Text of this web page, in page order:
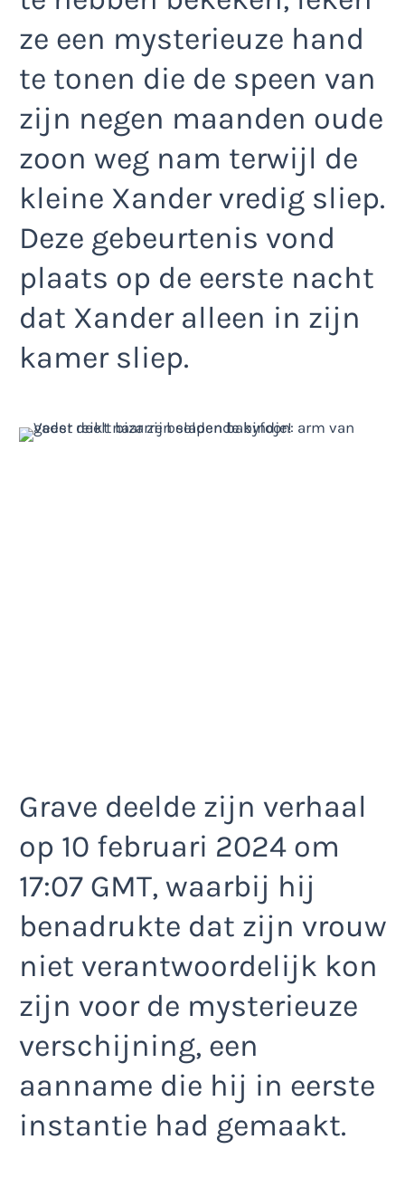
ze een mysterieuze hand
te tonen die de speen van
zijn negen maanden oude
zoon weg nam terwijl de
kleine Xander vredig sliep.
Deze gebeurtenis vond
plaats op de eerste nacht
dat Xander alleen in zijn
kamer sliep.
Grave deelde zijn verhaal
op 10 februari 2024 om
17:07 GMT, waarbij hij
benadrukte dat zijn vrouw
niet verantwoordelijk kon
zijn voor de mysterieuze
verschijning, een
aanname die hij in eerste
instantie had gemaakt.